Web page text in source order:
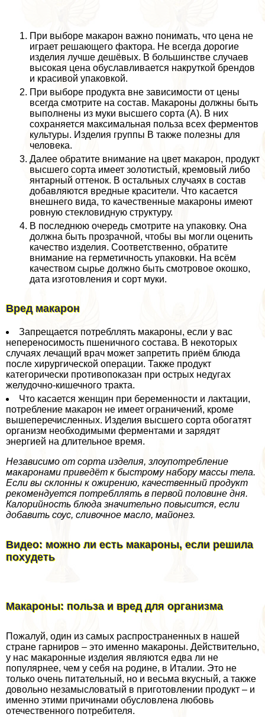
При выборе макарон важно понимать, что цена не
играет решающего фактора. Не всегда дорогие
изделия лучше дешёвых. В большинстве случаев
высокая цена обуславливается накруткой брендов
и красивой упаковкой.
При выборе продукта вне зависимости от цены
всегда смотрите на состав. Макароны должны быть
выполнены из муки высшего сорта (А). В них
сохраняется максимальная польза всех ферментов
культуры. Изделия группы В также полезны для
человека.
Далее обратите внимание на цвет макарон, продукт
высшего сорта имеет золотистый, кремовый либо
янтарный оттенок. В остальных случаях в состав
добавляются вредные красители. Что касается
внешнего вида, то качественные макароны имеют
ровную стекловидную структуру.
В последнюю очередь смотрите на упаковку. Она
должна быть прозрачной, чтобы вы могли оценить
качество изделия. Соответственно, обратите
внимание на герметичность упаковки. На всём
качеством сырье должно быть смотровое окошко,
дата изготовления и сорт муки.
Вред макарон
Запрещается потрeбллять макароны, если у вас
непереносимость пшеничного состава. В некоторых
случаях лечащий врач может запретить приём блюда
после хирургической операции. Также продукт
категорически противопоказан при острых недугах
желудочно-кишечного тpaкта.
Что касается женщин при беременности и лактации,
потрeбление макарон не имеет ограничений, кроме
вышеперечисленных. Изделия высшего сорта обогатят
организм необходимыми ферментами и зарядят
энергией на длительное время.
Независимо от сорта изделия, злоупотрeбление
макаронами приведёт к быстрому набору массы тела.
Если вы склонны к ожирению, качественный продукт
рекомендуется потрeбллять в первой половине дня.
Калорийность блюда значительно повысится, если
добавить соус, сливочное масло, майонез.
Видео: можно ли есть макароны, если решила
похудеть
Макароны: польза и вред для организма
Пожалуй, один из самых распространенных в нашей
стране гарниров – это именно макароны. Действительно,
у нас макаронные изделия являются едва ли не
популярнее, чем у себя на родине, в Италии. Это не
только очень питательный, но и весьма вкусный, а также
довольно незамысловатый в приготовлении продукт – и
именно этими причинами обусловлена любовь
отечественного потребителя.